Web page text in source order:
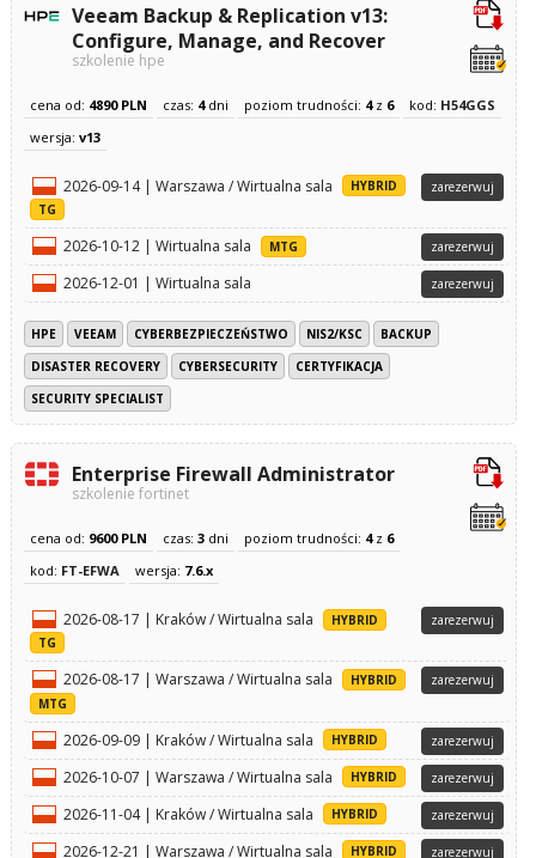
Veeam Backup & Replication v13:
Configure, Manage, and Recover
szkolenie hpe
cena od: 4890 PLN czas: 4dni poziom trudności: 4z 6 kod: H54GGS
wersja: v13
2026-09-14 | Warszawa / Wirtualna sala
HYBRID
TG
zarezerwuj
2026-10-12 | Wirtualna sala MTG zarezerwuj
2026-12-01 | Wirtualna sala zarezerwuj
HPE VEEAM CYBERBEZPIECZEŃSTWO NIS2/KSC
BACKUP
DISASTER RECOVERY
CYBERSECURITY
CERTYFIKACJA
SECURITY SPECIALIST
Enterprise Firewall Administrator
szkolenie fortinet
cena od: 9600 PLN czas: 3dni poziom trudności: 4z 6
kod: FT-EFWA wersja: 7.6.x
2026-08-17 | Kraków / Wirtualna sala
HYBRID
TG
zarezerwuj
2026-08-17 | Warszawa / Wirtualna sala
HYBRID
MTG
zarezerwuj
2026-09-09 | Kraków / Wirtualna sala HYBRID zarezerwuj
2026-10-07 | Warszawa / Wirtualna sala HYBRID zarezerwuj
2026-11-04 | Kraków / Wirtualna sala HYBRID zarezerwuj
2026-12-21 | Warszawa / Wirtualna sala HYBRID zarezerwuj